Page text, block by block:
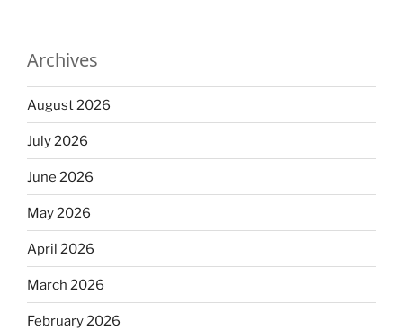
Archives
August 2026
July 2026
June 2026
May 2026
April 2026
March 2026
February 2026